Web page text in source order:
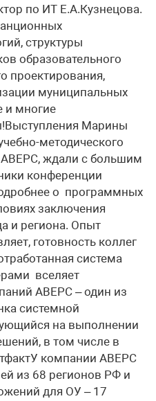
по ИТ Е.А.Кузнецова.
структуры
образовательного
проектирования,
муниципальных
и многие
Марины
методического
ждали с большим
конференции
о программных
заключения
и региона. Опыт
готовность коллег
система
вселяет
АВЕРС – один из
системной
на выполнении
в том числе в
компании АВЕРС
из 68 регионов РФ и
для ОУ – 17